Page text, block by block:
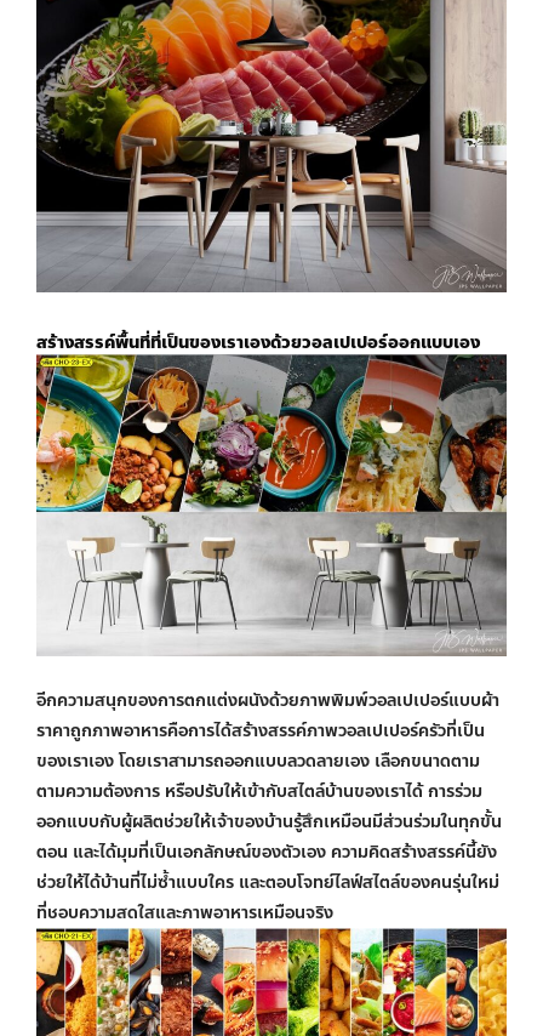
สร้างสรรค์พื้นที่ที่เป็นของเราเองด้วยวอลเปเปอร์ออกแบบเอง
อีกความสนุกของการตกแต่งผนังด้วยภาพพิมพ์วอลเปเปอร์แบบผ้า
ราคาถูกภาพอาหารคือการได้สร้างสรรค์ภาพวอลเปเปอร์ครัวที่เป็น
ของเราเอง โดยเราสามารถออกแบบลวดลายเอง เลือกขนาดตาม
ตามความต้องการ หรือปรับให้เข้ากับสไตล์บ้านของเราได้ การร่วม
ออกแบบกับผู้ผลิตช่วยให้เจ้าของบ้านรู้สึกเหมือนมีส่วนร่วมในทุกขั้น
ตอน และได้มุมที่เป็นเอกลักษณ์ของตัวเอง ความคิดสร้างสรรค์นี้ยัง
ช่วยให้ได้บ้านที่ไม่ซ้ำแบบใคร และตอบโจทย์ไลฟ์สไตล์ของคนรุ่นใหม่
ที่ชอบความสดใสและภาพอาหารเหมือนจริง